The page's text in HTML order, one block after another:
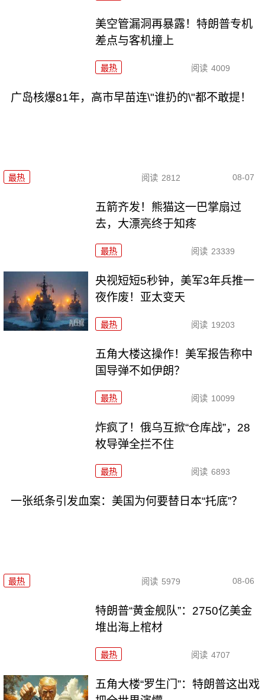
美空管漏洞再暴露！特朗普专机
差点与客机撞上
最热 阅读 4009
广岛核爆81年，高市早苗连\"谁扔的\"都不敢提！
最热 阅读 2812 08-07
五箭齐发！熊猫这一巴掌扇过
去，大漂亮终于知疼
最热 阅读 23339
央视短短5秒钟，美军3年兵推一
夜作废！亚太变天
最热 阅读 19203
五角大楼这操作！美军报告称中
国导弹不如伊朗？
最热 阅读 10099
炸疯了！俄乌互掀“仓库战”，28
枚导弹全拦不住
最热 阅读 6893
一张纸条引发血案：美国为何要替日本“托底”？
最热 阅读 5979 08-06
特朗普“黄金舰队”：2750亿美金
堆出海上棺材
最热 阅读 4707
五角大楼“罗生门”：特朗普这出戏